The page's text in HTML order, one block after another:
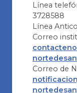
Línea
3728588
Línea
Correo
Correo de